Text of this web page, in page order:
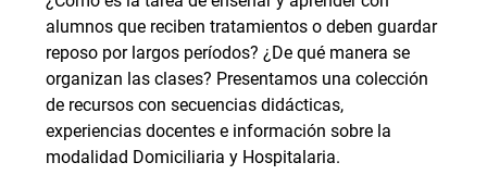
alumnos que reciben tratamientos o deben guardar
reposo por largos períodos? ¿De qué manera se
organizan las clases? Presentamos una colección
de recursos con secuencias didácticas,
experiencias docentes e información sobre la
modalidad Domiciliaria y Hospitalaria.